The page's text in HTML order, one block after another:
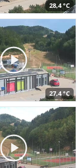
28,4 °C
27,4 °C